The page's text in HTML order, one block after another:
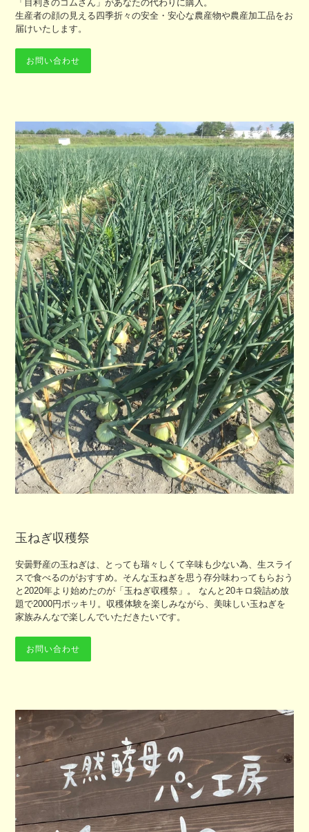
「目利きのコムさん」があなたの代わりに購入。
生産者の顔の見える四季折々の安全・安心な農産物や農産加工品をお
届けいたします。
お問い合わせ
玉ねぎ収穫祭
安曇野産の玉ねぎは、とっても瑞々しくて辛味も少ない為、生スライ
スで食べるのがおすすめ。そんな玉ねぎを思う存分味わってもらおう
と2020年より始めたのが「玉ねぎ収穫祭」。 なんと20キロ袋詰め放
題で2000円ポッキリ。収穫体験を楽しみながら、美味しい玉ねぎを
家族みんなで楽しんでいただきたいです。
お問い合わせ